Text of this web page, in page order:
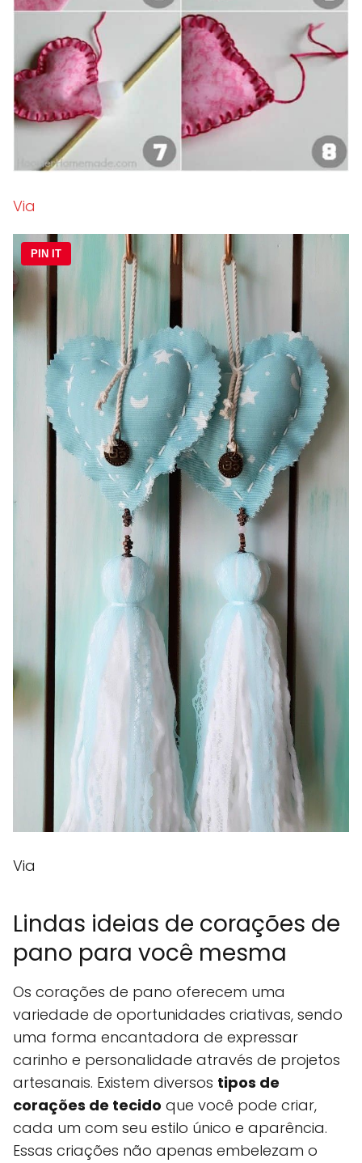
Via
PIN IT
Via
Lindas ideias de corações de
pano para você mesma
Os corações de pano oferecem uma
variedade de oportunidades criativas, sendo
uma forma encantadora de expressar
carinho e personalidade através de projetos
artesanais. Existem diversos tipos de
corações de tecido que você pode criar,
cada um com seu estilo único e aparência.
Essas criações não apenas embelezam o